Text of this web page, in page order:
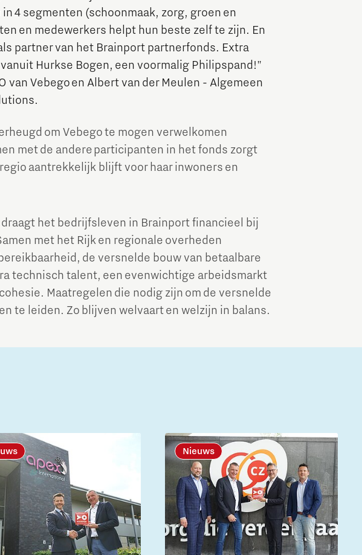
Brainport Industries Campus
High Tech Campus Eindhoven
Strijp District
TU/e Campus
Food
Next Tech Food Factories
4 segmenten (schoonmaak, zorg, groen en
en medewerkers helpt hun beste zelf te zijn. En
partner van het Brainport partnerfonds. Extra
Hurkse Bogen, een voormalig Philipspand!"
van Vebego en Albert van der Meulen - Algemeen
om Vebego te mogen verwelkomen
met de andere participanten in het fonds zorgt
aantrekkelijk blijft voor haar inwoners en
het bedrijfsleven in Brainport financieel bij
met het Rijk en regionale overheden
de versnelde bouw van betaalbare
technisch talent, een evenwichtige arbeidsmarkt
Maatregelen die nodig zijn om de versnelde
te leiden. Zo blijven welvaart en welzijn in balans.
Nieuws